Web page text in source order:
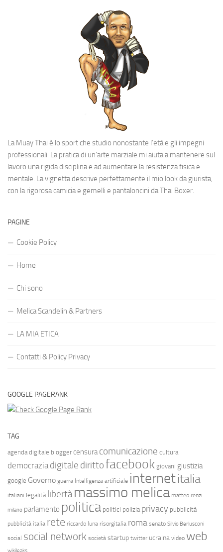
La Muay Thai è lo sport che studio nonostante l’età e gli impegni
professionali. La pratica di un’arte marziale mi aiuta a mantenere sul
lavoro una rigida disciplina e ad aumentare la resistenza fisica e
mentale. La vignetta descrive perfettamente il mio look da giurista,
con la rigorosa camicia e gemelli e pantaloncini da Thai Boxer.
PAGINE
Cookie Policy
Home
Chi sono
Melica Scandelin & Partners
LA MIA ETICA
Contatti & Policy Privacy
GOOGLE PAGERANK
TAG
agenda digitale blogger censura comunicazione cultura
democrazia digitale dirittofacebook giovani giustizia
google Governo guerra Intelligenza artificiale internetitalia
italiani legalità libertà massimo melica matteo renzi
milano parlamento politica politici polizia privacy pubblicità
pubblicità italia rete riccardo luna risorgitalia roma senato Silvio Berlusconi
social social network società startup twitter ucraina video web
wikileaks